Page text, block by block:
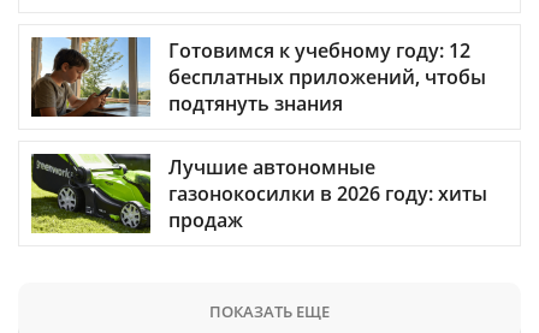
Готовимся к учебному году: 12
бесплатных приложений, чтобы
подтянуть знания
Лучшие автономные
газонокосилки в 2026 году: хиты
продаж
ПОКАЗАТЬ ЕЩЕ